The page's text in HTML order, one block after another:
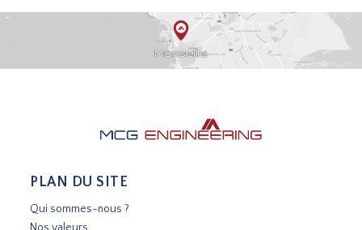
PLAN DU SITE
Qui sommes-nous ?
Nos valeurs